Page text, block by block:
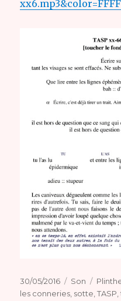
Publié
le
30/05/2016 Format
Son
les conneries sotte ,TASP ,